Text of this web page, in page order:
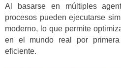
Al basarse en múltiples
procesos pueden ejecutarse
moderno, lo que permite
en el mundo real por
eficiente.